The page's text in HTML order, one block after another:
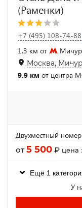
(Раменки)
+7 (495) 108-74-88
1.3 км от
Москва,
9.9 км от центра
Двухместный
от5 500 ₽ цена
Ещё 1
У